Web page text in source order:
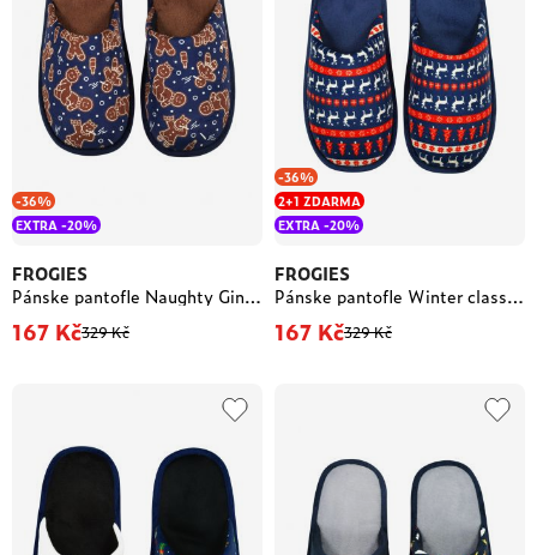
FROGIES
Pánske pantofle Naughty Gingerbread - Frogies
329 Kč
167 Kč
-36%
EXTRA -20%
FROGIES
Pánske pantofle Winter classic - Frogies
329 Kč
167 Kč
-36%
2+1 ZDARMA
EXTRA -20%